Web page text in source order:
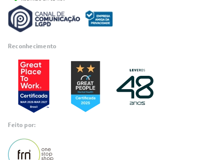
Reconhecimento
Feito por: